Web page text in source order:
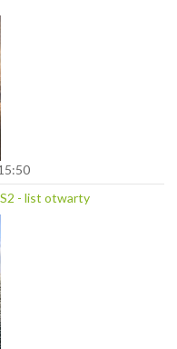
- list otwarty